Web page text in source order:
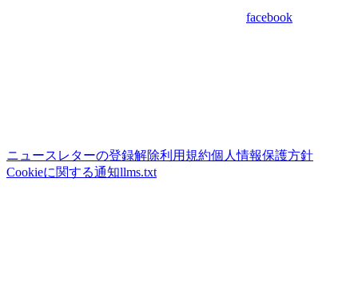
facebook
ニュースレターの登録解除利用規約個人情報保護方針
Cookieに関する通知llms.txt